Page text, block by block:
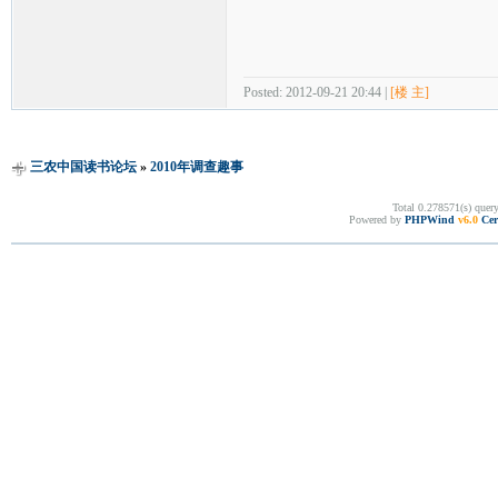
Posted: 2012-09-21 20:44 | [楼 主]
三农中国读书论坛» 2010年调查趣事
Total 0.278571(s)
Powered by PHPWind v6.0